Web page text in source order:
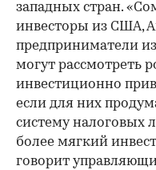
западных стран.
инвесторы из США,
предприниматели
могут рассмотреть
инвестиционно
если для них
систему налоговых
более мягкий
говорит